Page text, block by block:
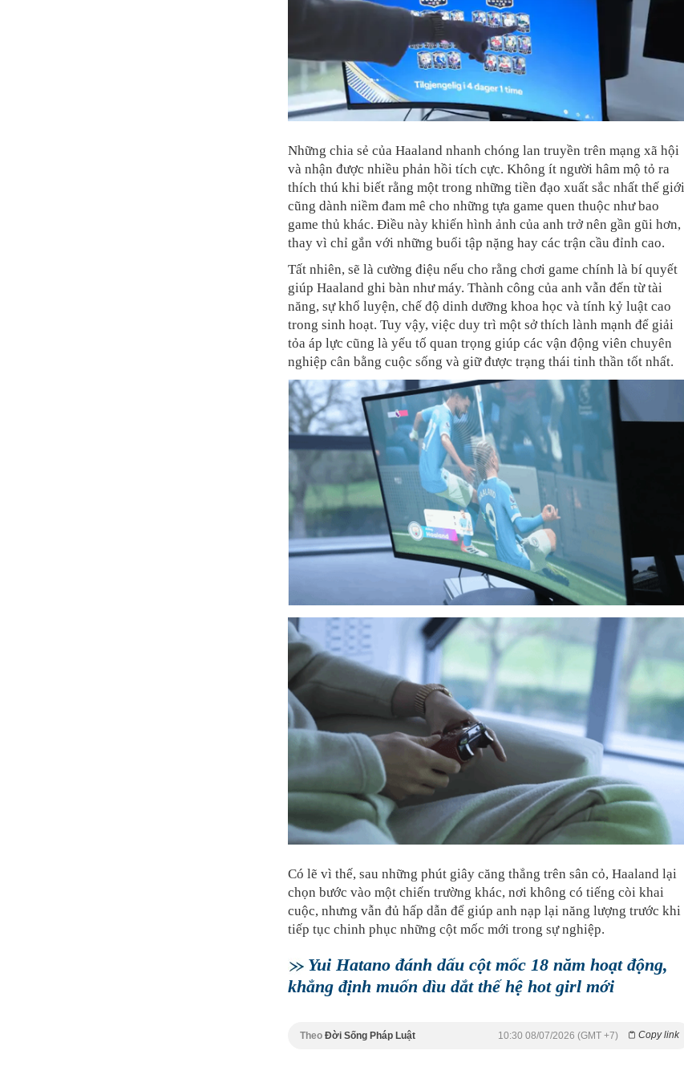
Những chia sẻ của Haaland nhanh chóng lan truyền trên mạng xã hội
và nhận được nhiều phản hồi tích cực. Không ít người hâm mộ tỏ ra
thích thú khi biết rằng một trong những tiền đạo xuất sắc nhất thế giới
cũng dành niềm đam mê cho những tựa game quen thuộc như bao
game thủ khác. Điều này khiến hình ảnh của anh trở nên gần gũi hơn,
thay vì chỉ gắn với những buổi tập nặng hay các trận cầu đỉnh cao.
Tất nhiên, sẽ là cường điệu nếu cho rằng chơi game chính là bí quyết
giúp Haaland ghi bàn như máy. Thành công của anh vẫn đến từ tài
năng, sự khổ luyện, chế độ dinh dưỡng khoa học và tính kỷ luật cao
trong sinh hoạt. Tuy vậy, việc duy trì một sở thích lành mạnh để giải
tỏa áp lực cũng là yếu tố quan trọng giúp các vận động viên chuyên
nghiệp cân bằng cuộc sống và giữ được trạng thái tinh thần tốt nhất.
Có lẽ vì thế, sau những phút giây căng thẳng trên sân cỏ, Haaland lại
chọn bước vào một chiến trường khác, nơi không có tiếng còi khai
cuộc, nhưng vẫn đủ hấp dẫn để giúp anh nạp lại năng lượng trước khi
tiếp tục chinh phục những cột mốc mới trong sự nghiệp.
Yui Hatano đánh dấu cột mốc 18 năm hoạt động,
khẳng định muốn dìu dắt thế hệ hot girl mới
Theo Đời Sống Pháp Luật Copy link
10:30 08/07/2026 (GMT +7)